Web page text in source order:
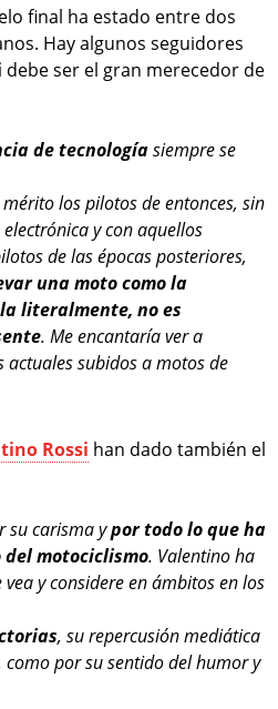
final ha estado entre dos
Hay algunos seguidores
debe ser el gran merecedor de
de tecnologíasiempre se
los pilotos de entonces, sin
y con aquellos
de las épocas posteriores,
una moto como la
literalmente, no es
. Me encantaría ver a
actuales subidos a motos de
Rossi han dado también el
su carisma ypor todo lo que ha
motociclismo. Valentino ha
y considere en ámbitos en los
, su repercusión mediática
por su sentido del humor y